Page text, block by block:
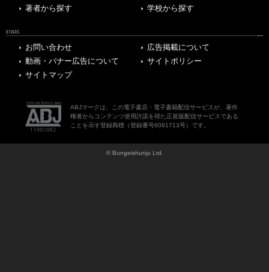
著者から探す
学校から探す
OTHERS
お問い合わせ
広告掲載について
動画・バナー広告について
サイトポリシー
サイトマップ
ABJマークは、この電子書店・電子書籍配信サービスが、著作
権者からコンテンツ使用許諾を得た正規版配信サービスである
ことを示す登録商標（登録番号6091713号）です。
© Bungeishunju Ltd.